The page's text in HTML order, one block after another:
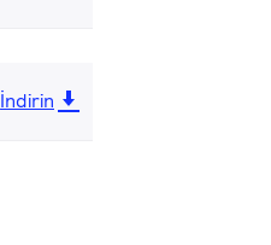
İndirin